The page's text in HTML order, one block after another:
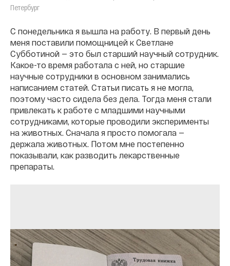
Петербург
С понедельника я вышла на работу. В первый день
меня поставили помощницей к Светлане
Субботиной — это был старший научный сотрудник.
Какое-то время работала с ней, но старшие
научные сотрудники в основном занимались
написанием статей. Статьи писать я не могла,
поэтому часто сидела без дела. Тогда меня стали
привлекать к работе с младшими научными
сотрудниками, которые проводили эксперименты
на животных. Сначала я просто помогала —
держала животных. Потом мне постепенно
показывали, как разводить лекарственные
препараты.